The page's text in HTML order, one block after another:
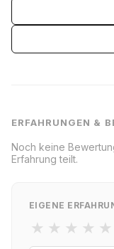
ERFAHRUNGEN &
Noch keine
Erfahrung teilt.
EIGENE
★ ★ ★ ★ ★